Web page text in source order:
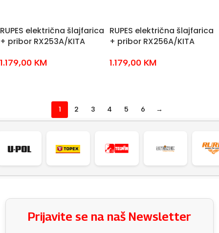
RUPES električna šlajfarica
+ pribor RX253A/KITA
1.179,00 KM
RUPES električna šlajfarica
+ pribor RX256A/KITA
1.179,00 KM
1 2 3 4 5 6 →
Prijavite se na naš Newsletter